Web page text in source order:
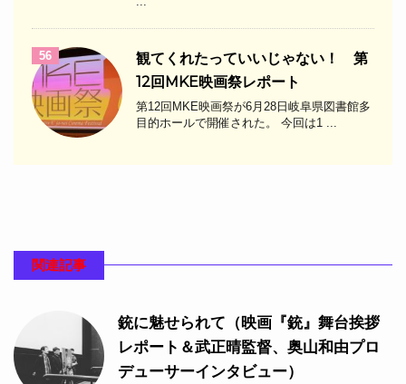
56
観てくれたっていいじゃない！ 第
12回MKE映画祭レポート
第12回MKE映画祭が6月28日岐阜県図書館多
目的ホールで開催された。 今回は1 ...
関連記事
銃に魅せられて（映画『銃』舞台挨拶
レポート＆武正晴監督、奥山和由プロ
デューサーインタビュー）